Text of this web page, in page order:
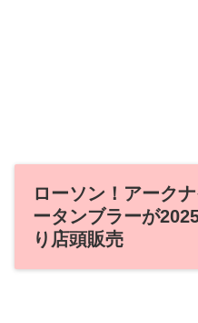
ローソン！アーク
ータンブラーが
り店頭販売